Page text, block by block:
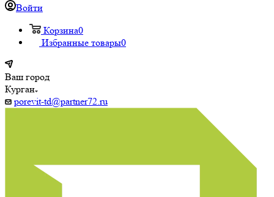
Войти
Корзина0
Избранные товары0
Ваш город
Курган
porevit-td@partner72.ru